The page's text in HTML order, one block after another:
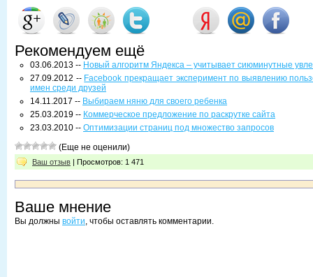
Рекомендуем ещё
03.06.2013 -- Новый алгоритм Яндекса – учитывает сиюминутные
27.09.2012 -- Facebook прекращает эксперимент по выявлению
имен среди друзей
14.11.2017 -- Выбираем няню для своего ребенка
25.03.2019 -- Коммерческое предложение по раскрутке сайта
23.03.2010 -- Оптимизации страниц под множество запросов
(Еще не оценили)
Ваш отзыв | Просмотров: 1 471
Ваше мнение
Вы должны войти, чтобы оставлять комментарии.